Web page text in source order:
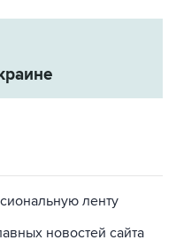
ленту
новостей сайта